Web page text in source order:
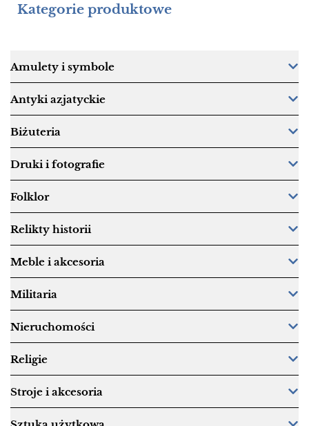
Kategorie produktowe
Amulety i symbole
Antyki azjatyckie
Biżuteria
Druki i fotografie
Folklor
Relikty historii
Meble i akcesoria
Militaria
Nieruchomości
Religie
Stroje i akcesoria